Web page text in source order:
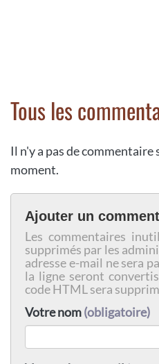
Tous les
Il n'y a pas de
moment.
Ajouter un
Les commentaires
supprimés par les
adresse e-mail ne sera
la ligne seront
code HTML sera
Votre nom(obligatoire)